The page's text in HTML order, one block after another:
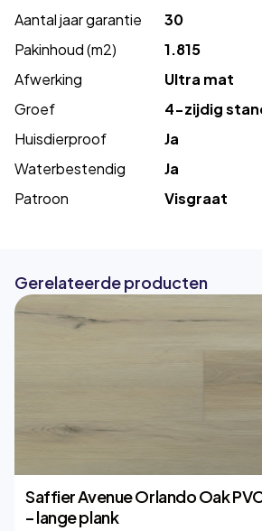
Aantal jaar garantie
30
Pakinhoud (m2)
1.815
Afwerking
Ultra mat
Groef
4-zijdig
Huisdierproof
Ja
Waterbestendig
Ja
Patroon
Visgraat
Gerelateerde producten
Saffier Avenue Orlando Oak
– lange plank